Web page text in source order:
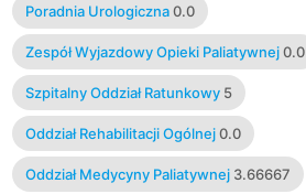
Poradnia Urologiczna 0.0
Zespół Wyjazdowy Opieki Paliatywnej 0.0
Szpitalny Oddział Ratunkowy 5
Oddział Rehabilitacji Ogólnej 0.0
Oddział Medycyny Paliatywnej 3.66667